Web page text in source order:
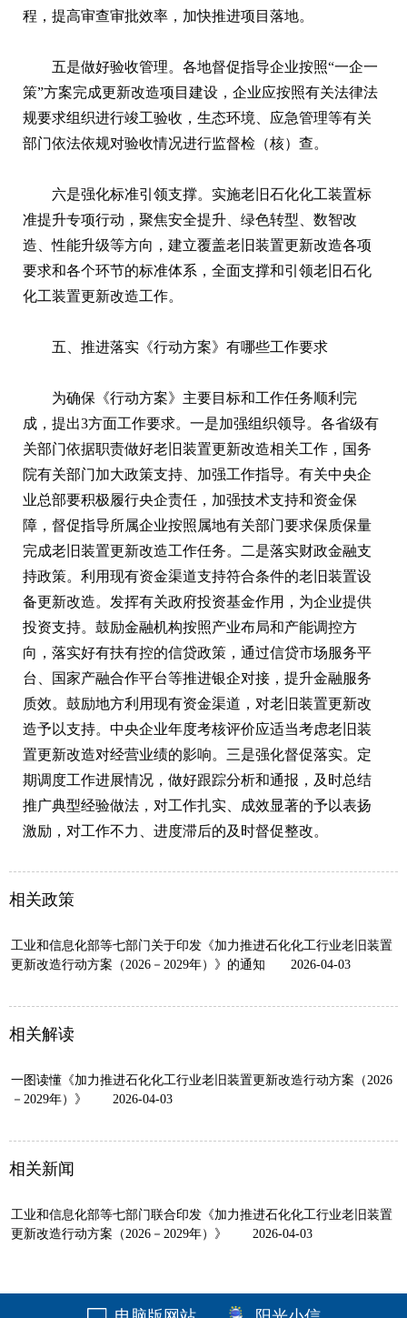
程，提高审查审批效率，加快推进项目落地。
五是做好验收管理。各地督促指导企业按照“一企一
策”方案完成更新改造项目建设，企业应按照有关法律法
规要求组织进行竣工验收，生态环境、应急管理等有关
部门依法依规对验收情况进行监督检（核）查。
六是强化标准引领支撑。实施老旧石化化工装置标
准提升专项行动，聚焦安全提升、绿色转型、数智改
造、性能升级等方向，建立覆盖老旧装置更新改造各项
要求和各个环节的标准体系，全面支撑和引领老旧石化
化工装置更新改造工作。
五、推进落实《行动方案》有哪些工作要求
为确保《行动方案》主要目标和工作任务顺利完
成，提出3方面工作要求。一是加强组织领导。各省级有
关部门依据职责做好老旧装置更新改造相关工作，国务
院有关部门加大政策支持、加强工作指导。有关中央企
业总部要积极履行央企责任，加强技术支持和资金保
障，督促指导所属企业按照属地有关部门要求保质保量
完成老旧装置更新改造工作任务。二是落实财政金融支
持政策。利用现有资金渠道支持符合条件的老旧装置设
备更新改造。发挥有关政府投资基金作用，为企业提供
投资支持。鼓励金融机构按照产业布局和产能调控方
向，落实好有扶有控的信贷政策，通过信贷市场服务平
台、国家产融合作平台等推进银企对接，提升金融服务
质效。鼓励地方利用现有资金渠道，对老旧装置更新改
造予以支持。中央企业年度考核评价应适当考虑老旧装
置更新改造对经营业绩的影响。三是强化督促落实。定
期调度工作进展情况，做好跟踪分析和通报，及时总结
推广典型经验做法，对工作扎实、成效显著的予以表扬
激励，对工作不力、进度滞后的及时督促整改。
相关政策
工业和信息化部等七部门关于印发《加力推进石化化工行业老旧装置
更新改造行动方案（2026－2029年）》的通知
2026-04-03
相关解读
一图读懂《加力推进石化化工行业老旧装置更新改造行动方案（2026
－2029年）》
2026-04-03
相关新闻
工业和信息化部等七部门联合印发《加力推进石化化工行业老旧装置
更新改造行动方案（2026－2029年）》
2026-04-03